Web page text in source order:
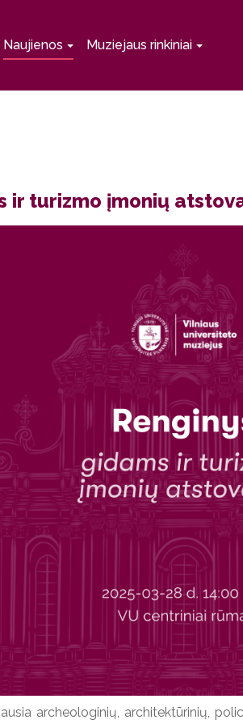
Naujienos Muziejaus rinkiniai
ir turizmo įmonių
archeologinių, architektūrinių,